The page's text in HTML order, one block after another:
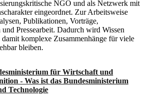
NGO und als Netzwerk mit
eingeordnet. Zur Arbeitsweise
Publikationen, Vorträge,
Pressearbeit. Dadurch wird Wissen
komplexe Zusammenhänge für viele
bleiben.
für Wirtschaft und
- Was ist das Bundesministerium
Technologie